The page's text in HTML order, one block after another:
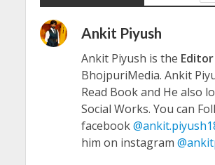
Ankit Piyush
Ankit Piyush is the
BhojpuriMedia. Ankit
Read Book and He also
Social Works. You can
facebook
him on instagram